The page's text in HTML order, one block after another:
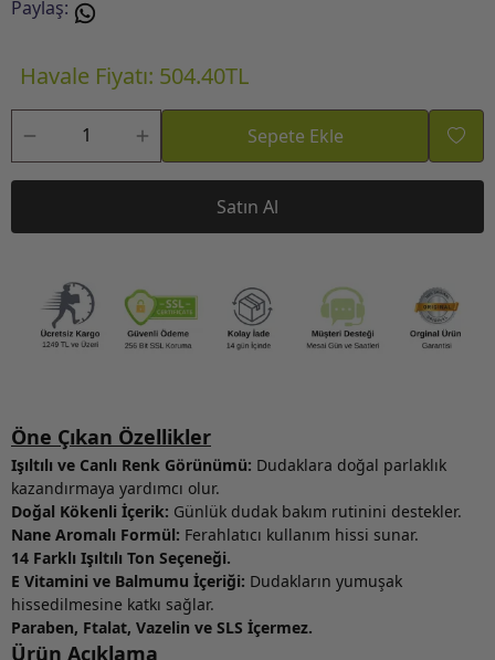
Paylaş:
Havale Fiyatı: 504.40TL
Sepete Ekle
Satın Al
Öne Çıkan Özellikler
Işıltılı ve Canlı Renk Görünümü: Dudaklara doğal parlaklık
kazandırmaya yardımcı olur.
Doğal Kökenli İçerik: Günlük dudak bakım rutinini destekler.
Nane Aromalı Formül: Ferahlatıcı kullanım hissi sunar.
14 Farklı Işıltılı Ton Seçeneği.
E Vitamini ve Balmumu İçeriği: Dudakların yumuşak
hissedilmesine katkı sağlar.
Paraben, Ftalat, Vazelin ve SLS İçermez.
Ürün Açıklama